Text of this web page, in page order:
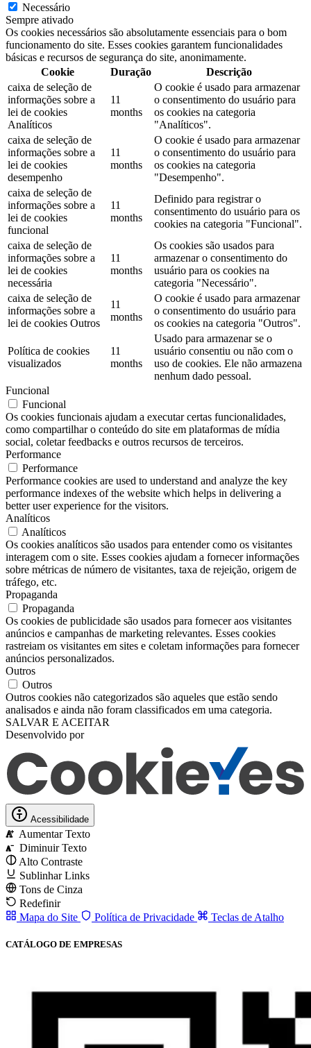
Necessário
Sempre ativado
Os cookies necessários são absolutamente essenciais para o bom
funcionamento do site. Esses cookies garantem funcionalidades
básicas e recursos de segurança do site, anonimamente.
Cookie
Duração
Descrição
caixa de seleção de
informações sobre a
lei de cookies
Analíticos
11
months
O cookie é usado para armazenar
o consentimento do usuário para
os cookies na categoria
"Analíticos".
caixa de seleção de
informações sobre a
lei de cookies
desempenho
11
months
O cookie é usado para armazenar
o consentimento do usuário para
os cookies na categoria
"Desempenho".
caixa de seleção de
informações sobre a
lei de cookies
funcional
11
months
Definido para registrar o
consentimento do usuário para os
cookies na categoria "Funcional".
caixa de seleção de
informações sobre a
lei de cookies
necessária
11
months
Os cookies são usados ​​para
armazenar o consentimento do
usuário para os cookies na
categoria "Necessário".
caixa de seleção de
informações sobre a
lei de cookies Outros
11
months
O cookie é usado para armazenar
o consentimento do usuário para
os cookies na categoria "Outros".
Política de cookies
visualizados
11
months
Usado para armazenar se o
usuário consentiu ou não com o
uso de cookies. Ele não armazena
nenhum dado pessoal.
Funcional
Funcional
Os cookies funcionais ajudam a executar certas funcionalidades,
como compartilhar o conteúdo do site em plataformas de mídia
social, coletar feedbacks e outros recursos de terceiros.
Performance
Performance
Performance cookies are used to understand and analyze the key
performance indexes of the website which helps in delivering a
better user experience for the visitors.
Analíticos
Analíticos
Os cookies analíticos são usados ​​para entender como os visitantes
interagem com o site. Esses cookies ajudam a fornecer informações
sobre métricas de número de visitantes, taxa de rejeição, origem de
tráfego, etc.
Propaganda
Propaganda
Os cookies de publicidade são usados ​​para fornecer aos visitantes
anúncios e campanhas de marketing relevantes. Esses cookies
rastreiam os visitantes em sites e coletam informações para fornecer
anúncios personalizados.
Outros
Outros
Outros cookies não categorizados são aqueles que estão sendo
analisados ​​e ainda não foram classificados em uma categoria.
SALVAR E ACEITAR
Desenvolvido por
Acessibilidade
A Aumentar Texto
A
Diminuir Texto
Alto Contraste
Sublinhar Links
Tons de Cinza
Redefinir
Mapa do Site
Política de Privacidade Teclas de Atalho
CATÁLOGO DE EMPRESAS